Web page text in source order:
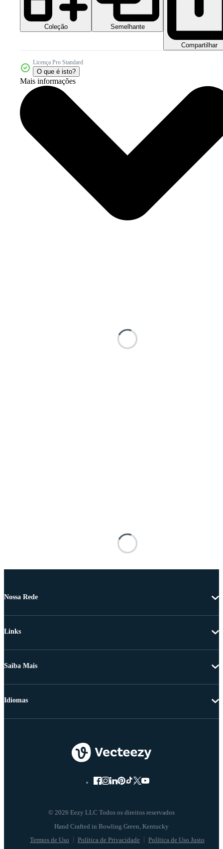
Coleção Semelhante
Compartilhar
Licença Pro Standard
O que é isto?
Mais informações
Nossa Rede
Links
Saiba Mais
© 2026 Eezy LLC Todos os direitos reservados
Termos de Uso Política de Privacidade Política de Uso Justo
Idiomas